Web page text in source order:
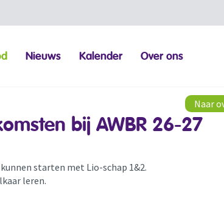
Nieuws Kalender Over ons
Naar
bij AWBR 26-27
starten met Lio-schap 1&2.
leren.